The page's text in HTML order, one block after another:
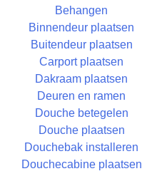
Behangen
Binnendeur plaatsen
Buitendeur plaatsen
Carport plaatsen
Dakraam plaatsen
Deuren en ramen
Douche betegelen
Douche plaatsen
Douchebak installeren
Douchecabine plaatsen